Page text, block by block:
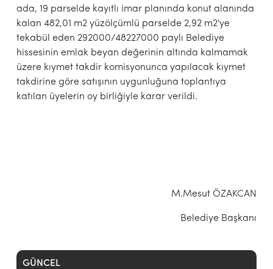
GÜNCEL
ada, 19 parselde kayıtlı imar planında konut alanında
kalan 482,01 m2 yüzölçümlü parselde 2,92 m2'ye
tekabül eden 292000/48227000 paylı Belediye
hissesinin emlak beyan değerinin altında kalmamak
üzere kıymet takdir komisyonunca yapılacak kıymet
takdirine göre satışının uygunluğuna toplantıya
katılan üyelerin oy birliğiyle karar verildi.
M.Mesut ÖZAKCAN
Belediye Başkanı